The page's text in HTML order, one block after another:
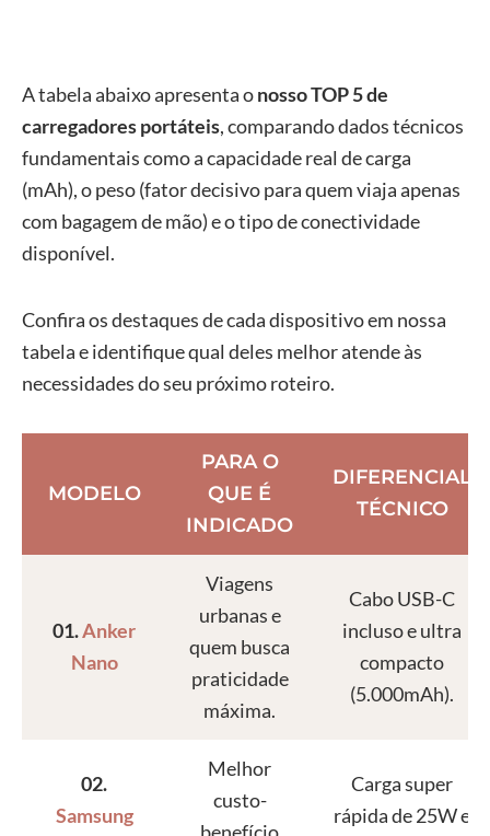
A tabela abaixo apresenta onosso TOP 5 de
carregadores portáteis, comparando dados técnicos
fundamentais como a capacidade real de carga
(mAh), o peso (fator decisivo para quem viaja apenas
com bagagem de mão) e o tipo de conectividade
disponível.
Confira os destaques de cada dispositivo em nossa
tabela e identifique qual deles melhor atende às
necessidades do seu próximo roteiro.
MODELO
PARA O
QUE É
INDICADO
DIFERENCIAL
TÉCNICO
01.Anker
Nano
Viagens
urbanas e
quem busca
praticidade
máxima.
Cabo USB-C
incluso e ultra
compacto
(5.000mAh).
02.
Samsung
Melhor
custo-
Carga super
rápida de 25W e